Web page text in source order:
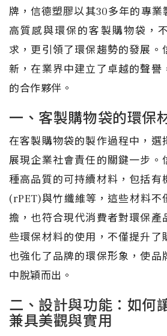
牌，信德塑膠以其30多年的專業
高質感與環保的客製購物袋，
求，更引領了環保趨勢的發展。
新，在業界中建立了卓越的聲譽
的合作夥伴。
一、客製購物袋的環保
在客製購物袋的製作過程中，選
展現企業社會責任的關鍵一步。
種高品質的可持續材料，包括有
(rPET)與竹纖維等，這些材料不
擔，也符合現代消費者對環保產
些環保材料的使用，不僅提升了
也強化了品牌的環保形象，使品
中脫穎而出。
二、設計與功能：如何
兼具美觀與實用